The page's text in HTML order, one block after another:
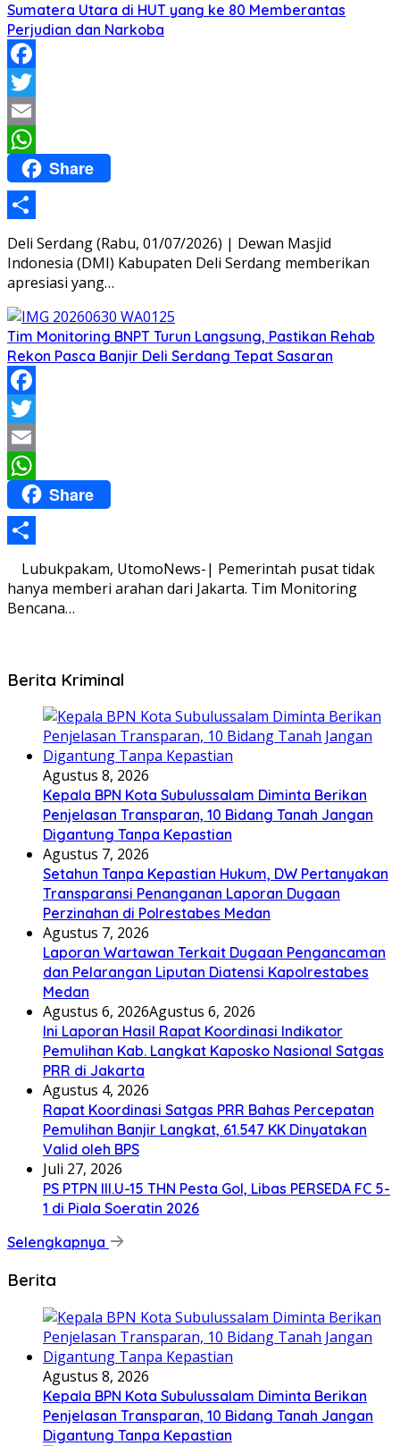
Sumatera Utara di HUT yang ke 80 Memberantas
Perjudian dan Narkoba
Facebook
Twitter
Email
WhatsApp
Share
Share
Deli Serdang (Rabu, 01/07/2026) | Dewan Masjid
Indonesia (DMI) Kabupaten Deli Serdang memberikan
apresiasi yang…
Tim Monitoring BNPT Turun Langsung, Pastikan Rehab
Rekon Pasca Banjir Deli Serdang Tepat Sasaran
Facebook
Twitter
Email
WhatsApp
Share
Share
Lubukpakam, UtomoNews-| Pemerintah pusat tidak
hanya memberi arahan dari Jakarta. Tim Monitoring
Bencana…
Berita Kriminal
Agustus 8, 2026
Kepala BPN Kota Subulussalam Diminta Berikan
Penjelasan Transparan, 10 Bidang Tanah Jangan
Digantung Tanpa Kepastian
Agustus 7, 2026
Setahun Tanpa Kepastian Hukum, DW Pertanyakan
Transparansi Penanganan Laporan Dugaan
Perzinahan di Polrestabes Medan
Agustus 7, 2026
Laporan Wartawan Terkait Dugaan Pengancaman
dan Pelarangan Liputan Diatensi Kapolrestabes
Medan
Agustus 6, 2026Agustus 6, 2026
Ini Laporan Hasil Rapat Koordinasi Indikator
Pemulihan Kab. Langkat Kaposko Nasional Satgas
PRR di Jakarta
Agustus 4, 2026
Rapat Koordinasi Satgas PRR Bahas Percepatan
Pemulihan Banjir Langkat, 61.547 KK Dinyatakan
Valid oleh BPS
Juli 27, 2026
PS PTPN III.U-15 THN Pesta Gol, Libas PERSEDA FC 5-
1 di Piala Soeratin 2026
Selengkapnya
Berita
Agustus 8, 2026
Kepala BPN Kota Subulussalam Diminta Berikan
Penjelasan Transparan, 10 Bidang Tanah Jangan
Digantung Tanpa Kepastian